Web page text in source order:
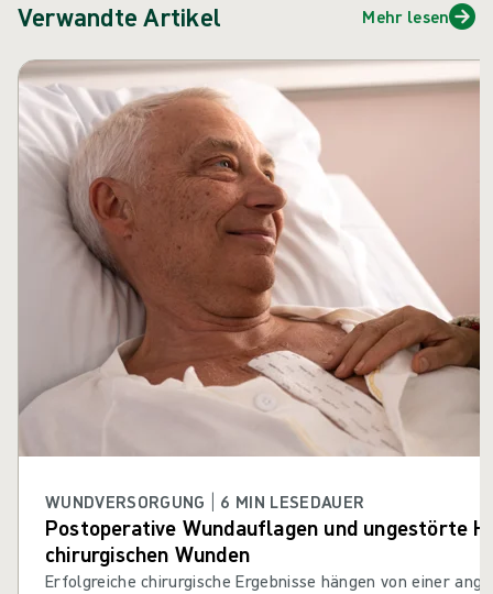
Verwandte Artikel Mehr lesen
Karussell überspringen
WUNDVERSORGUNG | 6 MIN LESEDAUER
Postoperative Wundauflagen und ungestörte
chirurgischen Wunden
Erfolgreiche chirurgische Ergebnisse hängen von einer